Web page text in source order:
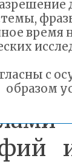
время
с
образом